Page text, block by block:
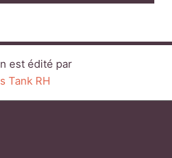
est édité par
Tank RH